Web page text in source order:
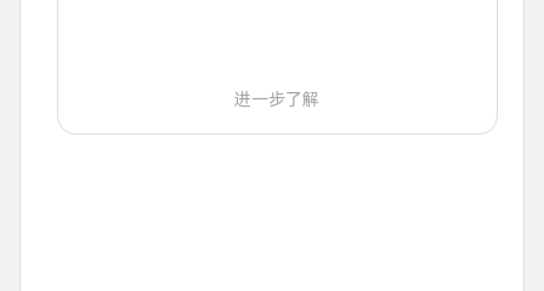
进一步了解